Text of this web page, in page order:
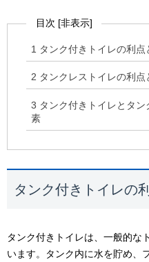
目次 [非表示]
1 タンク付きトイレの利点
2 タンクレストイレの利点
3 タンク付きトイレとタ
素
タンク付きトイレの
タンク付きトイレは、一般的な
います。タンク内に水を貯め、